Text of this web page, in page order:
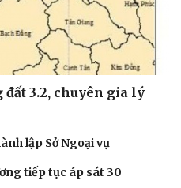
Nhà đẹp
Blog
Tình yêu - Gia đình
đất 3.2, chuyên gia lý
lập Sở Ngoại vụ
tiếp tục áp sát 30